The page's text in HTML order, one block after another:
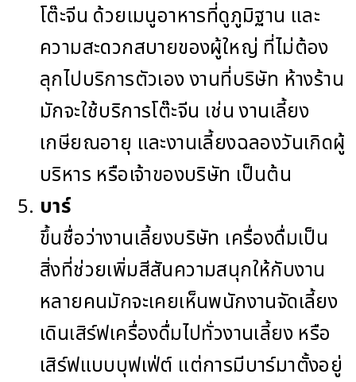
โต๊ะจีน ด้วยเมนูอาหารที่ดูภูมิฐาน และ
ความสะดวกสบายของผู้ใหญ่ ที่ไม่ต้อง
ลุกไปบริการตัวเอง งานที่บริษัท ห้างร้าน
มักจะใช้บริการโต๊ะจีน เช่น งานเลี้ยง
เกษียณอายุ และงานเลี้ยงฉลองวันเกิดผู้
บริหาร หรือเจ้าของบริษัท เป็นต้น
บาร์
ขึ้นชื่อว่างานเลี้ยงบริษัท เครื่องดื่มเป็น
สิ่งที่ช่วยเพิ่มสีสันความสนุกให้กับงาน
หลายคนมักจะเคยเห็นพนักงานจัดเลี้ยง
เดินเสิร์ฟเครื่องดื่มไปทั่วงานเลี้ยง หรือ
เสิร์ฟแบบบุฟเฟ่ต์ แต่การมีบาร์มาตั้งอยู่